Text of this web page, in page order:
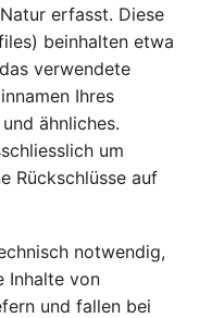
erfasst. Diese
beinhalten etwa
verwendete
Ihres
ähnliches.
um
Rückschlüsse auf
notwendig,
Inhalte von
und fallen bei